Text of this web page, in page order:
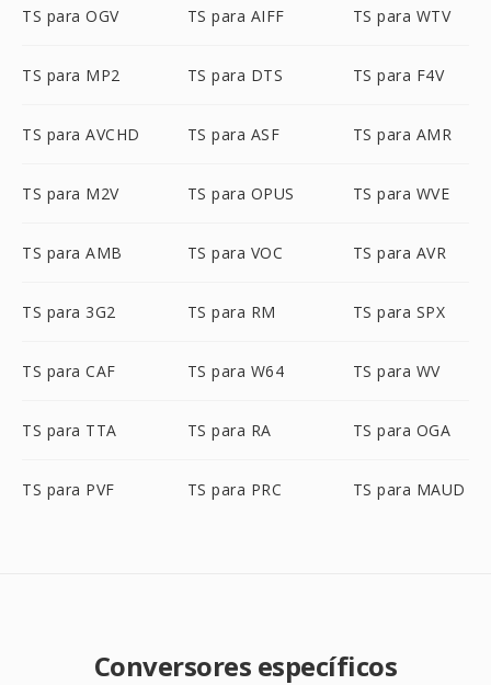
TS para OGV TS para AIFF TS para WTV
TS para MP2 TS para DTS TS para F4V
TS para AVCHD TS para ASF TS para AMR
TS para M2V TS para OPUS TS para WVE
TS para AMB TS para VOC TS para AVR
TS para 3G2 TS para RM TS para SPX
TS para CAF TS para W64 TS para WV
TS para TTA TS para RA TS para OGA
TS para PVF TS para PRC TS para MAUD
Conversores específicos